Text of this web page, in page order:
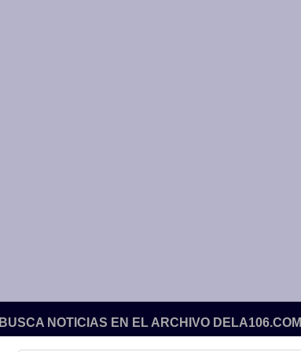
BUSCA NOTICIAS EN EL ARCHIVO DELA106.COM